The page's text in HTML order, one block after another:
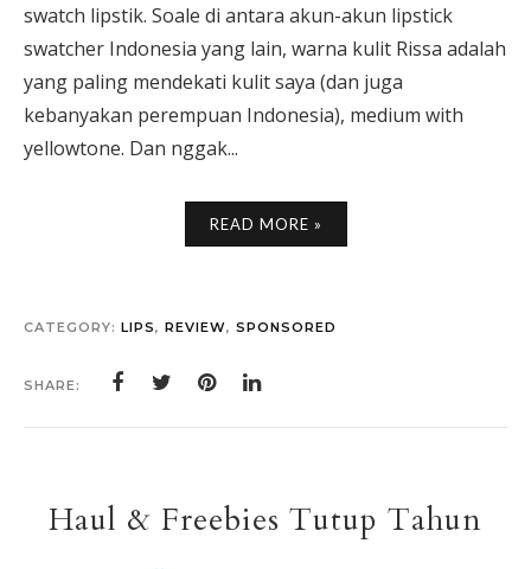
swatch lipstik. Soale di antara akun-akun lipstick
swatcher Indonesia yang lain, warna kulit Rissa adalah
yang paling mendekati kulit saya (dan juga
kebanyakan perempuan Indonesia), medium with
yellowtone. Dan nggak...
READ MORE »
CATEGORY: LIPS, REVIEW, SPONSORED
SHARE:
Haul & Freebies Tutup Tahun